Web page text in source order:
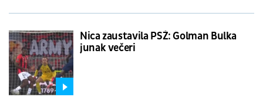
Nica zaustavila PSŽ: Golman Bulka
junak večeri